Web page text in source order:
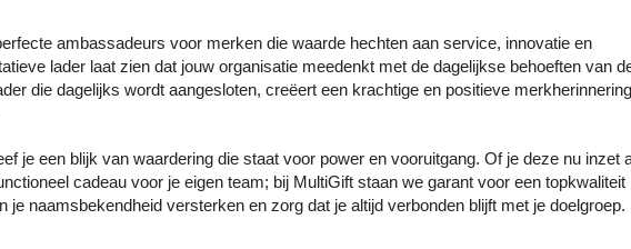
ambassadeurs voor merken die waarde hechten aan service, innovatie en
lader laat zien dat jouw organisatie meedenkt met de dagelijkse behoeften van
die dagelijks wordt aangesloten, creëert een krachtige en positieve
je een blijk van waardering die staat voor power en vooruitgang. Of je deze nu inzet
cadeau voor je eigen team; bij MultiGift staan we garant voor een topkwaliteit
je naamsbekendheid versterken en zorg dat je altijd verbonden blijft met je doelgroep.